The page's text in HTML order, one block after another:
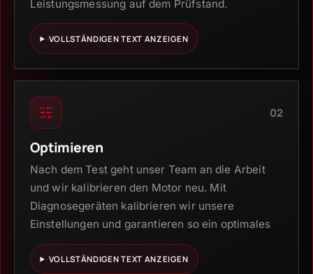
Leistungsmessung auf dem Prüfstand.
VOLLSTÄNDIGEN TEXT ANZEIGEN
02
Optimieren
Nach dem Test geht unser Team an die Arbeit
und wir kalibrieren den Motor neu. Mit
Diagnosegeräten kalibrieren wir unsere
Einstellungen und garantieren so ein optimales
VOLLSTÄNDIGEN TEXT ANZEIGEN